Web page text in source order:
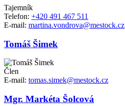
Tajemník
Telefon: +420 491 467 511
E-mail: martina.vondrova@mestock.cz
Tomáš Šimek
Člen
E-mail: tomas.simek@mestock.cz
Mgr. Markéta Šolcová